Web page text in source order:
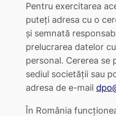
Pentru exercitarea
puteți adresa cu o
și semnată
prelucrarea datelor
personal. Cererea se
sediul societății sau
adresa de e-mail
În România